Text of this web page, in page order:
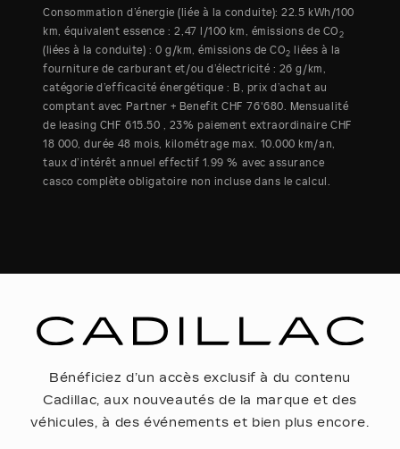
Consommation d’énergie (liée à la conduite): 22.5 kWh/100
km, équivalent essence : 2,47 l/100 km, émissions de CO 2
(liées à la conduite) : 0 g/km, émissions de CO2
liées à la
fourniture de carburant et/ou d’électricité : 26 g/km,
catégorie d’efficacité énergétique : B, prix d’achat au
comptant avec Partner + Benefit CHF 76'680. Mensualité
de leasing CHF 615.50 , 23% paiement extraordinaire CHF
18 000, durée 48 mois, kilométrage max. 10.000 km/an,
taux d’intérêt annuel effectif 1.99 % avec assurance
casco complète obligatoire non incluse dans le calcul.